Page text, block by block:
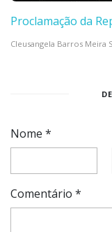
Proclamação da
Cleusangela Barros Meira
Nome *
Comentário *